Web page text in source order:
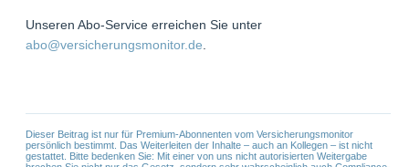
Unseren Abo-Service erreichen Sie unter
abo@versicherungsmonitor.de
Dieser Beitrag ist nur für Premium-Abonnenten vom Versicherungsmonitor
persönlich bestimmt. Das Weiterleiten der Inhalte – auch an Kollegen – ist nicht
gestattet. Bitte bedenken Sie: Mit einer von uns nicht autorisierten Weitergabe